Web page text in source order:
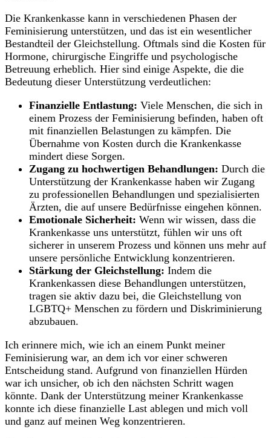
Die Krankenkasse kann in verschiedenen Phasen der
Feminisierung unterstützen, und das ist ein ⁤wesentlicher
Bestandteil der Gleichstellung. Oftmals sind die Kosten für
Hormone, chirurgische Eingriffe und psychologische
Betreuung erheblich. Hier sind einige Aspekte, die⁤ die
Bedeutung ​dieser Unterstützung verdeutlichen:
Finanzielle ⁤Entlastung: Viele Menschen, die ​sich in
einem Prozess der Feminisierung befinden, ‍haben oft
mit finanziellen Belastungen⁢ zu kämpfen. Die
Übernahme‌ von Kosten durch die Krankenkasse
mindert diese Sorgen.
Zugang‌ zu hochwertigen ‍Behandlungen: Durch die
Unterstützung ‌der ‌Krankenkasse ⁣haben‍ wir Zugang
‌zu‌ professionellen Behandlungen ‍und spezialisierten
‌Ärzten, die‌ auf unsere Bedürfnisse eingehen können.
Emotionale ‍Sicherheit: Wenn wir ‌wissen, dass die
⁢Krankenkasse⁣ uns⁢ unterstützt, fühlen wir uns⁢ oft
sicherer in unserem ⁢Prozess und ⁤können⁤ uns mehr auf
unsere persönliche​ Entwicklung konzentrieren.
Stärkung ⁣der Gleichstellung: Indem die
Krankenkassen diese Behandlungen unterstützen,
tragen ⁢sie aktiv ⁣dazu bei, die Gleichstellung von
LGBTQ+ Menschen‌ zu ​fördern und Diskriminierung
abzubauen.
Ich erinnere mich, wie ⁣ich an einem Punkt meiner
⁢Feminisierung war, an dem ich vor einer schweren
Entscheidung stand. Aufgrund von finanziellen Hürden
war ich‍ unsicher, ob ⁢ich den nächsten Schritt wagen
könnte. Dank der Unterstützung meiner Krankenkasse
konnte ich diese finanzielle Last ablegen und mich voll
und ganz auf meinen Weg konzentrieren.